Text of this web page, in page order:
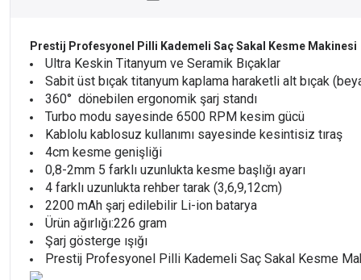
Prestij Profesyonel Pilli Kademeli Saç Sakal Kesme Makinesi
Ultra Keskin Titanyum ve Seramik Bıçaklar
Sabit üst bıçak titanyum kaplama haraketli alt bıçak
360° dönebilen ergonomik şarj standı
Turbo modu sayesinde 6500 RPM kesim gücü
Kablolu kablosuz kullanımı sayesinde kesintisiz tıraş
4cm kesme genişliği
0,8-2mm 5 farklı uzunlukta kesme başlığı ayarı
4 farklı uzunlukta rehber tarak (3,6,9,12cm)
2200 mAh şarj edilebilir Li-ion batarya
Ürün ağırlığı:226 gram
Şarj gösterge ışığı
Prestij Profesyonel Pilli Kademeli Saç Sakal Kesme